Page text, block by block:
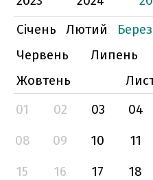
Січень
Лютий
Червень
Липень
Жовтень
01
02 03 04
08
09 10 11
15
16 17 18